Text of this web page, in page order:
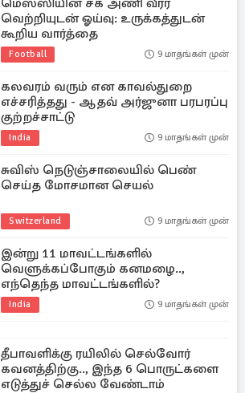
மெஸ்ஸியின் சக அணி வீரர்
வெற்றியுடன் ஓய்வு: உருக்கத்துடன்
கூறிய வார்த்தை
Football 9 மாதங்கள் முன்
கலவரம் வரும் என காவல்துறை
எச்சரித்தது - ஆதவ் அர்ஜுனா பரபரப்பு
குற்றச்சாட்டு
India 9 மாதங்கள் முன்
சுவிஸ் நெடுஞ்சாலையில் பெண்
செய்த மோசமான செயல்
Switzerland 9 மாதங்கள் முன்
இன்று 11 மாவட்டங்களில்
வெளுக்கப்போகும் கனமழை..,
எந்தெந்த மாவட்டங்களில்?
India 9 மாதங்கள் முன்
தீபாவளிக்கு ரயிலில் செல்வோர்
கவனத்திற்கு.., இந்த 6 பொருட்களை
எடுத்துச் செல்ல வேண்டாம்